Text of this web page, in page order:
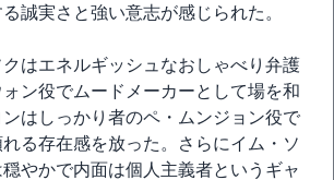
誠実さと強い意志が感じられた。
はエネルギッシュなおしゃべり弁護
ン役でムードメーカーとして場を和
はしっかり者のペ・ムンジョン役で
る存在感を放った。さらにイム・ソ
やかで内面は個人主義者というギャ